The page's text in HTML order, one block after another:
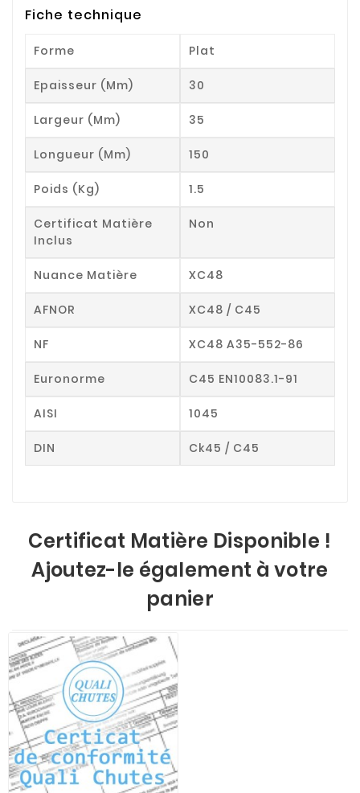
Fiche technique
Forme Plat
Epaisseur (mm) 30
Largeur (mm) 35
Longueur (mm) 150
Poids (kg) 1.5
Certificat Matière
Inclus
Non
Nuance Matière XC48
AFNOR XC48 / C45
NF XC48 A35-552-86
Euronorme C45 EN10083.1-91
AISI 1045
DIN Ck45 / C45
Certificat Matière Disponible !
Ajoutez-le également à votre
panier